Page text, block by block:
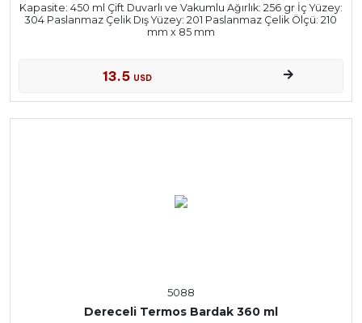
Kapasite: 450 ml Çift Duvarlı ve Vakumlu Ağırlık: 256 gr İç Yüzey:
304 Paslanmaz Çelik Dış Yüzey: 201 Paslanmaz Çelik Ölçü: 210
mm x 85 mm
13.5 USD
5088
Dereceli Termos Bardak 360 ml